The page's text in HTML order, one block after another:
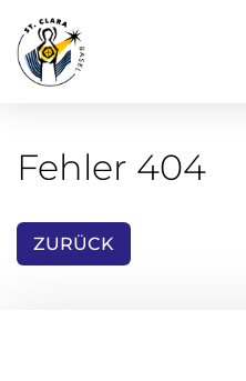
Fehler 404
ZURÜCK